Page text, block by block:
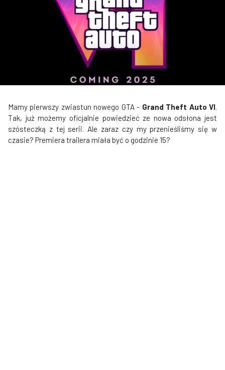
Mamy pierwszy zwiastun nowego GTA - Grand Theft Auto VI.
Tak, już możemy oficjalnie powiedzieć ze nowa odsłona jest
szósteczką z tej serii. Ale zaraz czy my przenieśliśmy się w
czasie? Premiera trailera miała być o godzinie 15?